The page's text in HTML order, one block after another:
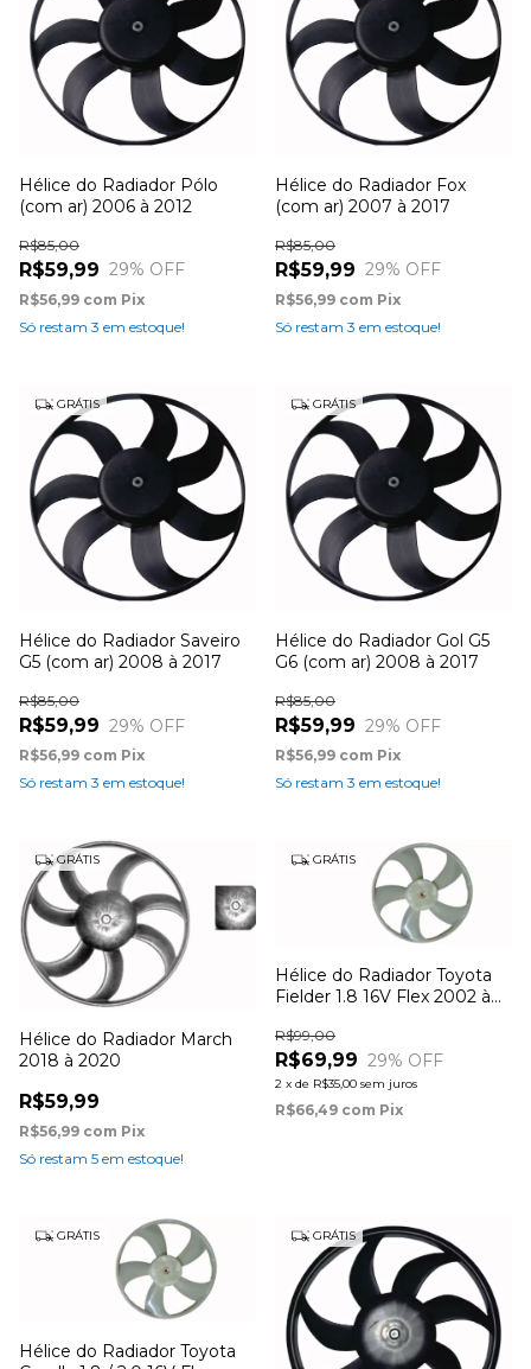
Hélice do Radiador Pólo
(com ar) 2006 à 2012
R$59,99
R$85,00
29% OFF
R$56,99 com Pix
Só restam 3 em estoque!
Hélice do Radiador Fox
(com ar) 2007 à 2017
R$59,99
R$85,00
29% OFF
R$56,99 com Pix
Só restam 3 em estoque!
GRÁTIS
Hélice do Radiador Saveiro
G5 (com ar) 2008 à 2017
R$59,99
R$85,00
29% OFF
R$56,99 com Pix
Só restam 3 em estoque!
GRÁTIS
Hélice do Radiador Gol G5
G6 (com ar) 2008 à 2017
R$59,99
R$85,00
29% OFF
R$56,99 com Pix
Só restam 3 em estoque!
GRÁTIS
Hélice do Radiador March
2018 à 2020
R$59,99
R$56,99 com Pix
Só restam 5 em estoque!
GRÁTIS
Hélice do Radiador Toyota
Fielder 1.8 16V Flex 2002 à
R$69,99
R$99,00
29% OFF
2 x de R$35,00 sem juros
R$66,49 com Pix
GRÁTIS
Hélice do Radiador Toyota
GRÁTIS